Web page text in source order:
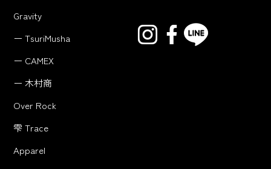
Gravity
ー TsuriMusha
ー CAMEX
ー 木村商
Over Rock
雫 Trace
Apparel